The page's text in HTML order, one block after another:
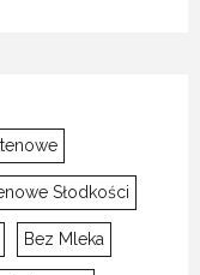
Słodkości
Bez Mleka